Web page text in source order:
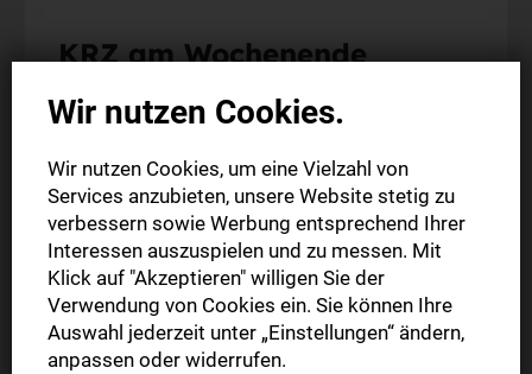
KRZ am Wochenende
Am Wochenende (Fr. + Sa.) die gedruckte Ausgabe
Alles Wichtige aus Ihrer Region
Exklusiver Vorteilspreis
5 Wochen
15,00 €
Wir nutzen Cookies.
Wir nutzen Cookies, um eine Vielzahl von
Services anzubieten, unsere Website stetig zu
verbessern sowie Werbung entsprechend Ihrer
Interessen auszuspielen und zu messen. Mit
Klick auf "Akzeptieren" willigen Sie der
Verwendung von Cookies ein. Sie können Ihre
Auswahl jederzeit unter „Einstellungen“ ändern,
anpassen oder widerrufen.